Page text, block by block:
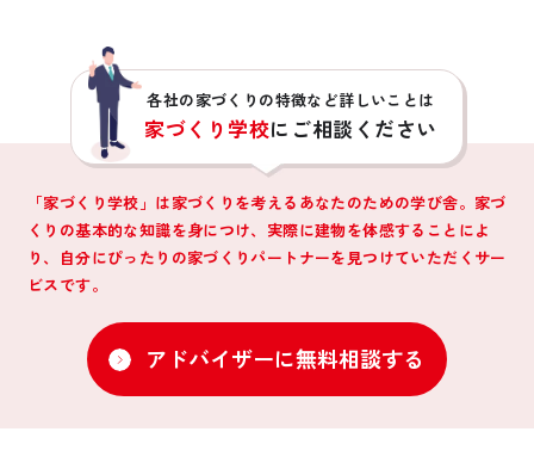
各社の家づくりの特徴など詳しいことは
家づくり学校にご相談ください
「家づくり学校」は家づくりを考えるあなたのための学び舎。家づ
くりの基本的な知識を身につけ、 実際に建物を体感することによ
り、自分にぴったりの家づくりパートナーを見つけていただくサー
ビスです。
アドバイザーに無料相談する